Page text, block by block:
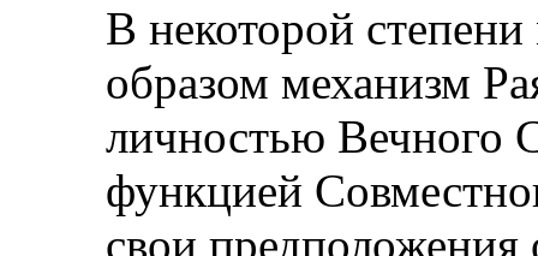
В некоторой
образом механизм
личностью Вечного
функцией
свои предположения